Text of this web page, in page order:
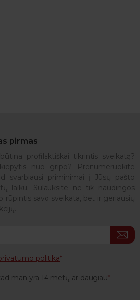
pirmas
profilaktiškai tikrintis sveikatą?
nuo gripo? Prenumeruokite
svarbiausi priminimai į Jūsų pašto
laiku. Sulauksite ne tik naudingos
rūpintis savo sveikata, bet ir geriausių
politika
man yra 14 metų ar daugiau